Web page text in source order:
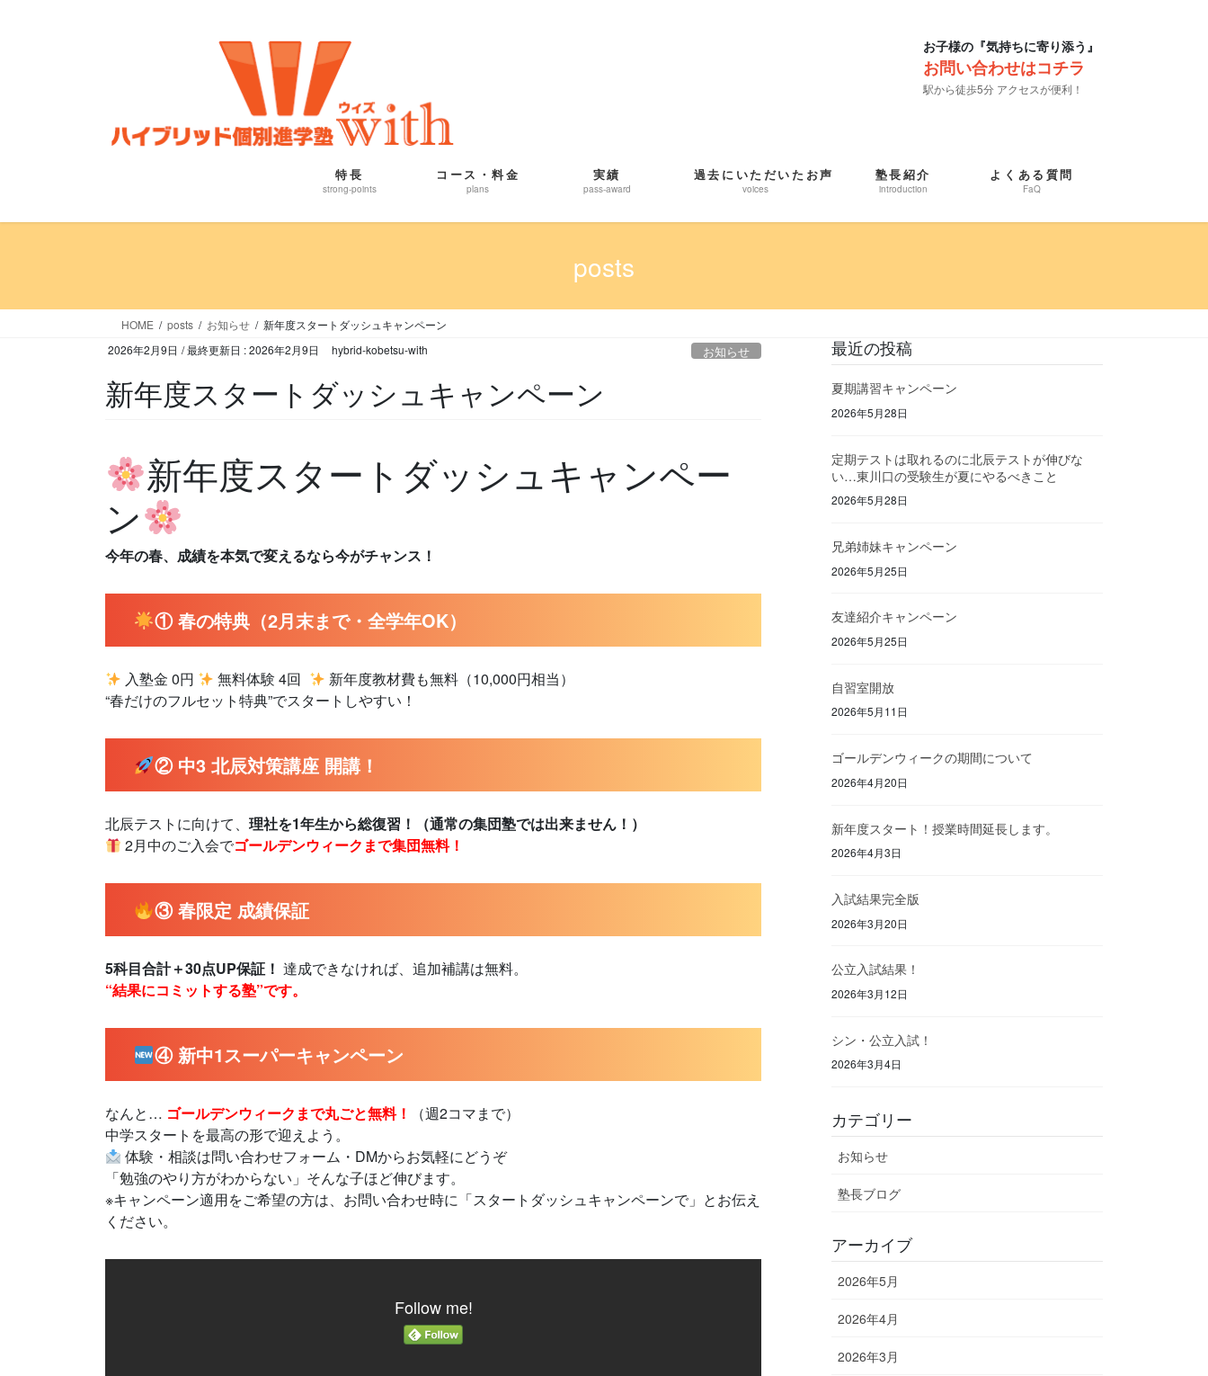
お子様の『気持ちに寄り添う』
お問い合わせはコチラ
駅から徒歩5分 アクセスが便利！
特長
strong-points
コース・料金
plans
実績
pass-award
過去にいただいたお声
voices
塾長紹介
introduction
よくある質問
FaQ
posts
HOME posts お知らせ
新年度スタートダッシュキャンペーン
2026年2月9日 / 最終更新日 :2026年2月9日 hybrid-kobetsu-with お知らせ
新年度スタートダッシュキャンペーン
新年度スタートダッシュキャンペー
ン
今年の春、成績を本気で変えるなら今がチャンス！
① 春の特典（2月末まで・全学年OK）
入塾金 0円 無料体験 4回
新年度教材費も無料（10,000円相当）
“春だけのフルセット特典”でスタートしやすい！
② 中3 北辰対策講座 開講！
北辰テストに向けて、 理社を1年生から総復習！（通常の集団塾では出来ません！）
2月中のご入会でゴールデンウィークまで集団無料！
③ 春限定 成績保証
5科目合計＋30点UP保証！ 達成できなければ、追加補講は無料。
“結果にコミットする塾”です。
④ 新中1スーパーキャンペーン
なんと… ゴールデンウィークまで丸ごと無料！
（週2コマまで）
中学スタートを最高の形で迎えよう。
体験・相談は問い合わせフォーム・DMからお気軽にどうぞ
「勉強のやり方がわからない」そんな子ほど伸びます。
※キャンペーン適用をご希望の方は、お問い合わせ時に「スタートダッシュキャンペーンで」とお伝え
ください。
Follow me!
最近の投稿
夏期講習キャンペーン
2026年5月28日
定期テストは取れるのに北辰テストが伸びな
い…東川口の受験生が夏にやるべきこと
2026年5月28日
兄弟姉妹キャンペーン
2026年5月25日
友達紹介キャンペーン
2026年5月25日
自習室開放
2026年5月11日
ゴールデンウィークの期間について
2026年4月20日
新年度スタート！授業時間延長します。
2026年4月3日
入試結果完全版
2026年3月20日
公立入試結果！
2026年3月12日
シン・公立入試！
2026年3月4日
カテゴリー
お知らせ
塾長ブログ
アーカイブ
2026年5月
2026年4月
2026年3月